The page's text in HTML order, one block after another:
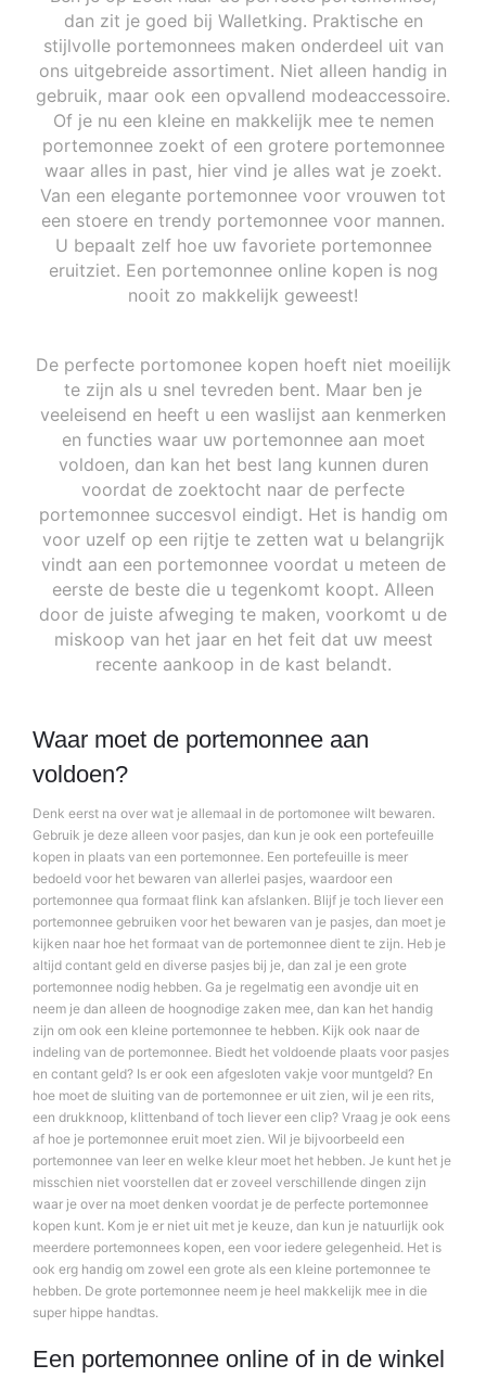
dan zit je goed bij Walletking. Praktische en
stijlvolle portemonnees maken onderdeel uit van
ons uitgebreide assortiment. Niet alleen handig in
gebruik, maar ook een opvallend modeaccessoire.
Of je nu een kleine en makkelijk mee te nemen
portemonnee zoekt of een grotere portemonnee
waar alles in past, hier vind je alles wat je zoekt.
Van een elegante portemonnee voor vrouwen tot
een stoere en trendy portemonnee voor mannen.
U bepaalt zelf hoe uw favoriete portemonnee
eruitziet. Een portemonnee online kopen is nog
nooit zo makkelijk geweest!
De perfecte portomonee kopen hoeft niet moeilijk
te zijn als u snel tevreden bent. Maar ben je
veeleisend en heeft u een waslijst aan kenmerken
en functies waar uw portemonnee aan moet
voldoen, dan kan het best lang kunnen duren
voordat de zoektocht naar de perfecte
portemonnee succesvol eindigt. Het is handig om
voor uzelf op een rijtje te zetten wat u belangrijk
vindt aan een portemonnee voordat u meteen de
eerste de beste die u tegenkomt koopt. Alleen
door de juiste afweging te maken, voorkomt u de
miskoop van het jaar en het feit dat uw meest
recente aankoop in de kast belandt.
Waar moet de portemonnee aan
voldoen?
Denk eerst na over wat je allemaal in de portomonee wilt bewaren.
Gebruik je deze alleen voor pasjes, dan kun je ook een portefeuille
kopen in plaats van een portemonnee. Een portefeuille is meer
bedoeld voor het bewaren van allerlei pasjes, waardoor een
portemonnee qua formaat flink kan afslanken. Blijf je toch liever een
portemonnee gebruiken voor het bewaren van je pasjes, dan moet je
kijken naar hoe het formaat van de portemonnee dient te zijn. Heb je
altijd contant geld en diverse pasjes bij je, dan zal je een grote
portemonnee nodig hebben. Ga je regelmatig een avondje uit en
neem je dan alleen de hoognodige zaken mee, dan kan het handig
zijn om ook een kleine portemonnee te hebben. Kijk ook naar de
indeling van de portemonnee. Biedt het voldoende plaats voor pasjes
en contant geld? Is er ook een afgesloten vakje voor muntgeld? En
hoe moet de sluiting van de portemonnee er uit zien, wil je een rits,
een drukknoop, klittenband of toch liever een clip? Vraag je ook eens
af hoe je portemonnee eruit moet zien. Wil je bijvoorbeeld een
portemonnee van leer en welke kleur moet het hebben. Je kunt het je
misschien niet voorstellen dat er zoveel verschillende dingen zijn
waar je over na moet denken voordat je de perfecte portemonnee
kopen kunt. Kom je er niet uit met je keuze, dan kun je natuurlijk ook
meerdere portemonnees kopen, een voor iedere gelegenheid. Het is
ook erg handig om zowel een grote als een kleine portemonnee te
hebben. De grote portemonnee neem je heel makkelijk mee in die
super hippe handtas.
Een portemonnee online of in de winkel